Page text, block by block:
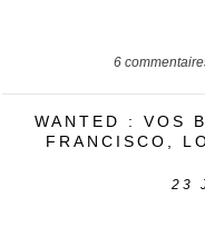
6
WANTED : VOS
FRANCISCO,
23